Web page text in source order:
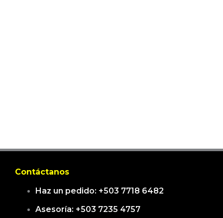
Contáctanos
Haz un pedido: +503 7718 6482
Asesoría: +503 7235 4757